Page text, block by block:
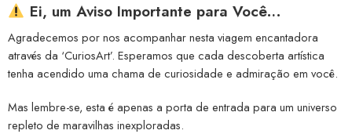
Ei, um Aviso Importante para Você…
Agradecemos por nos acompanhar nesta viagem encantadora
através da ‘CuriosArt’. Esperamos que cada descoberta artística
tenha acendido uma chama de curiosidade e admiração em você.
Mas lembre-se, esta é apenas a porta de entrada para um universo
repleto de maravilhas inexploradas.